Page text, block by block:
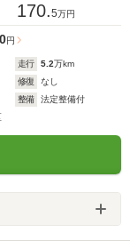
170.5万円
円
走行 5.2万km
修復
なし
整備
法定整備付